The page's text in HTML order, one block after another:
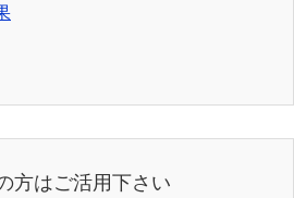
方はご活用下さい